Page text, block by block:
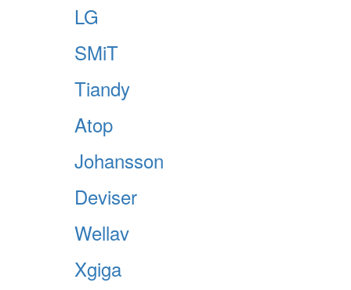
LG
SMiT
Tiandy
Atop
Johansson
Deviser
Wellav
Xgiga